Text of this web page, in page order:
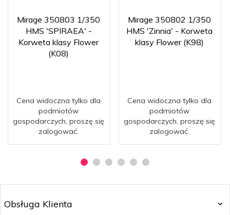
Mirage 350803 1/350
HMS 'SPIRAEA' -
Korweta klasy Flower
(K08)
Cena widoczna tylko dla
podmiotów
gospodarczych, proszę się
zalogować.
Mirage 350802 1/350
HMS 'Zinnia' - Korweta
klasy Flower (K98)
Cena widoczna tylko dla
podmiotów
gospodarczych, proszę się
zalogować.
Obsługa Klienta